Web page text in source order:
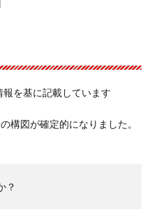
を基に記載しています
構図が確定的になりました。
？